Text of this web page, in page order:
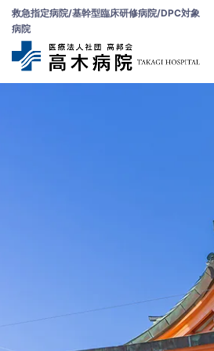
救急指定病院/基幹型臨床研修病院/DPC対象
病院